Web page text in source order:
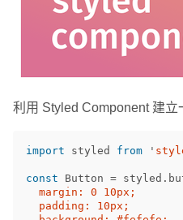
利用 Styled Component 建立
import styled from '
const Button = styled .